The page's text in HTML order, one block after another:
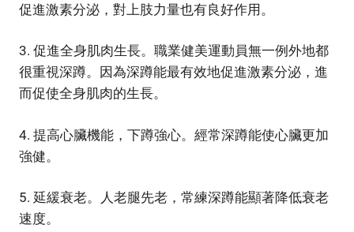
促進激素分泌，對上肢力量也有良好作用。
3. 促進全身肌肉生長。職業健美運動員無一例外地都
很重視深蹲。因為深蹲能最有效地促進激素分泌，進
而促使全身肌肉的生長。
4. 提高心臟機能，下蹲強心。經常深蹲能使心臟更加
強健。
5. 延緩衰老。人老腿先老，常練深蹲能顯著降低衰老
速度。